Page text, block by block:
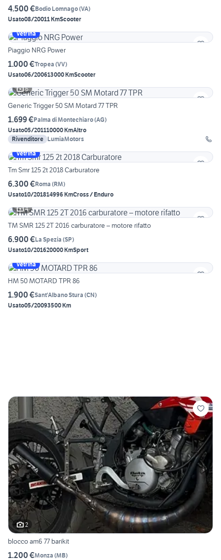
4.500 €Bodio Lomnago(VA)
Usato08/20011 KmScooter
Vetrina
Piaggio NRG Power
1.000 €Tropea (VV)
Usato06/200613000 KmScooter
6
Generic Trigger 50 SM Motard 77 TPR
1.699 €Palma di Montechiaro(AG)
Usato05/201110000 KmAltro
Rivenditore LumiaMotors
Vetrina
Tm Smr 125 2t 2018 Carburatore
6.300 €Roma (RM)
Usato10/201814996 KmCross / Enduro
4
TM SMR 125 2T 2016 carburatore – motore rifatto
6.900 €La Spezia (SP)
Usato10/201620000 KmSport
Vetrina
HM 50 MOTARD TPR 86
1.900 €Sant'Albano Stura (CN)
Usato05/20093500 Km
2
blocco am6 77 barikit
1.200 €Monza (MB)